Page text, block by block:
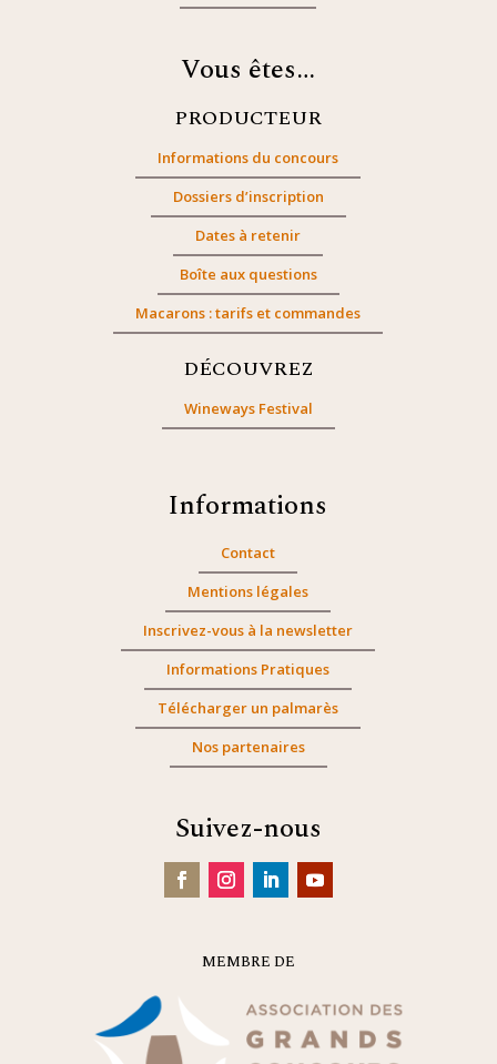
Vous êtes…
PRODUCTEUR
Informations du concours
Dossiers d’inscription
Dates à retenir
Boîte aux questions
Macarons : tarifs et commandes
DÉCOUVREZ
Wineways Festival
Informations
Contact
Mentions légales
Inscrivez-vous à la newsletter
Informations Pratiques
Télécharger un palmarès
Nos partenaires
Suivez-nous
MEMBRE DE